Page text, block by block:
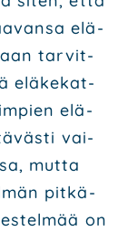
elä­
tar­vit­
elä­ke­kat­
elä­
vai­
mut­ta
pit­kä­
on